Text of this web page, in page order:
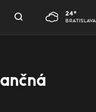
24°
BRATISLAVA